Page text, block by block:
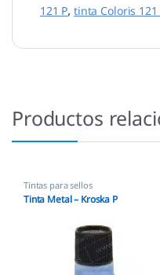
121 P,tinta Coloris 121
Productos
Tintas para sellos
Tinta Metal – Kroska P